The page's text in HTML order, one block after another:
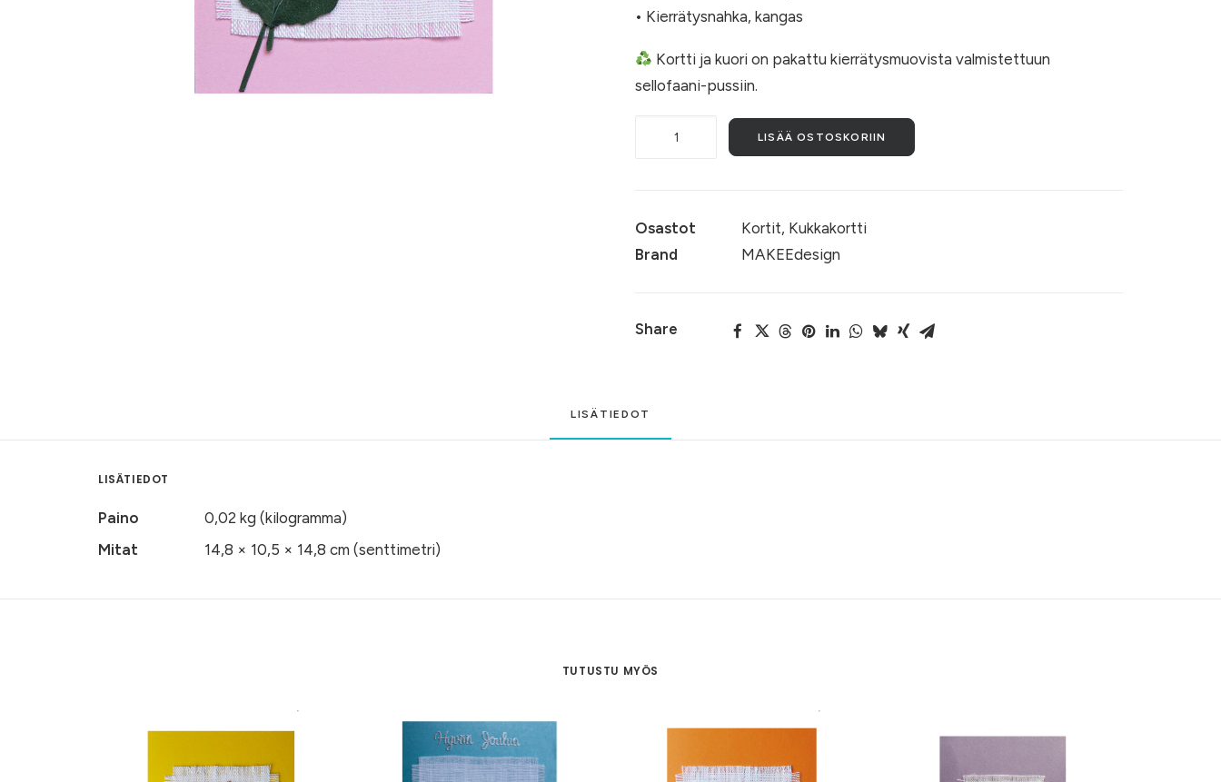
• Kierrätysnahka, kangas
Kortti ja kuori on pakattu kierrätysmuovista valmistettuun
sellofaani-pussiin.
LISÄÄ OSTOSKORIIN
Osastot Kortit, Kukkakortti
Brand
MAKEEdesign
Share
LISÄTIEDOT
LISÄTIEDOT
Paino
0,02 kg (kilogramma)
Mitat
14,8 × 10,5 × 14,8 cm (senttimetri)
TUTUSTU MYÖS